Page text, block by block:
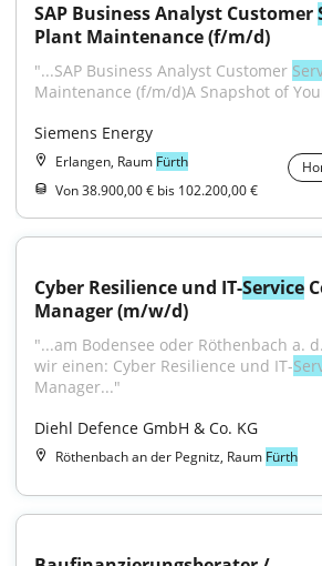
SAP Business Analyst Customer
Plant Maintenance (f/m/d)
"...SAP Business Analyst Customer
Maintenance (f/m/d)A Snapshot of
Siemens Energy
Erlangen, Raum Fürth
Von 38.900,00 € bis 102.200,00 €
Cyber Resilience und IT-Service
Manager (m/w/d)
"...am Bodensee oder Röthenbach a.
wir einen: Cyber Resilience und IT-
Manager..."
Diehl Defence GmbH & Co. KG
Röthenbach an der Pegnitz, Raum Fürth